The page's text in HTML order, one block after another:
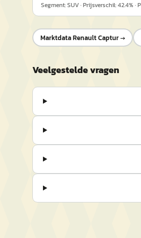
Segment:SUV· Prijsverschil:42.4% ·
MarktdataRenault Captur→
Veelgestelde vragen